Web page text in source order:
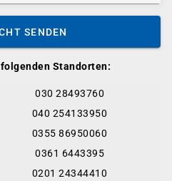
Standorten:
030 28493760
040 254133950
0355 86950060
0361 6443395
0201 24344410
SENDEN